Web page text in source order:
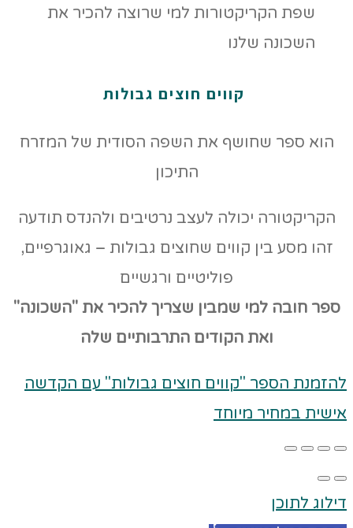
קווים חוצים גבולות
הוא ספר שחושף את השפה הסודית של המזרח
התיכון
הקריקטורה יכולה לעצב נרטיבים ולהנדס תודעה
זהו מסע בין קווים שחוצים גבולות – גאוגרפיים,
פוליטיים ורגשיים
ספר חובה למי שמבין שצריך להכיר את "השכונה"
ואת הקודים התרבותיים שלה
להזמנת הספר "קווים חוצים גבולות" עם הקדשה
אישית במחיר מיוחד
דילוג לתוכן